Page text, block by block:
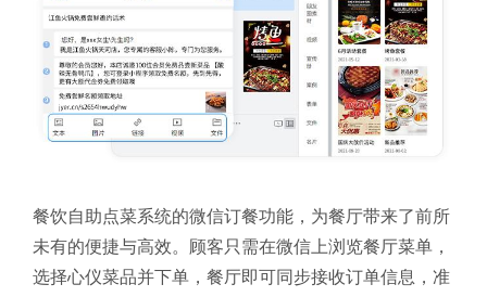
餐饮自助点菜系统的微信订餐功能，为餐厅带来了前所
未有的便捷与高效。顾客只需在微信上浏览餐厅菜单，
选择心仪菜品并下单，餐厅即可同步接收订单信息，准